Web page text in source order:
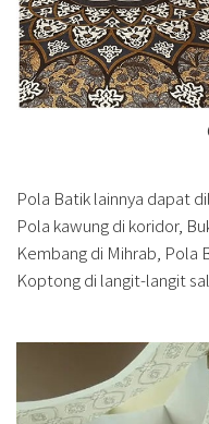
Pola Batik lainnya dapat
Pola kawung di koridor,
Kembang di Mihrab, Pola
Koptong di langit-langit